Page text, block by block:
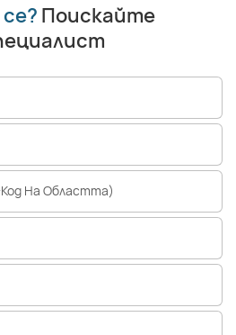
Поискайте
На Областта)